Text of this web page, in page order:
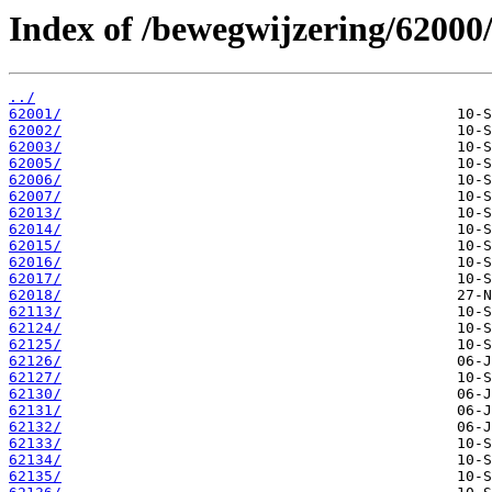
Index of /bewegwijzering/62000/
../
62001/
62002/
62003/
62005/
62006/
62007/
62013/
62014/
62015/
62016/
62017/
62018/
62113/
62124/
62125/
62126/
62127/
62130/
62131/
62132/
62133/
62134/
62135/